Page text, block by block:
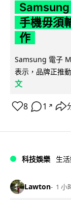
手機毋須
作
Samsung 電子
表示，品牌正推
文
8 1 ↗
科技娛樂 生
Lawton 1 小